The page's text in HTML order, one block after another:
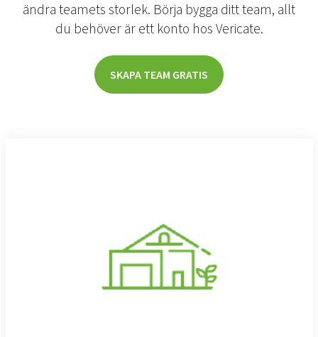
ändra teamets storlek. Börja bygga ditt team, allt
du behöver är ett konto hos Vericate.
SKAPA TEAM GRATIS